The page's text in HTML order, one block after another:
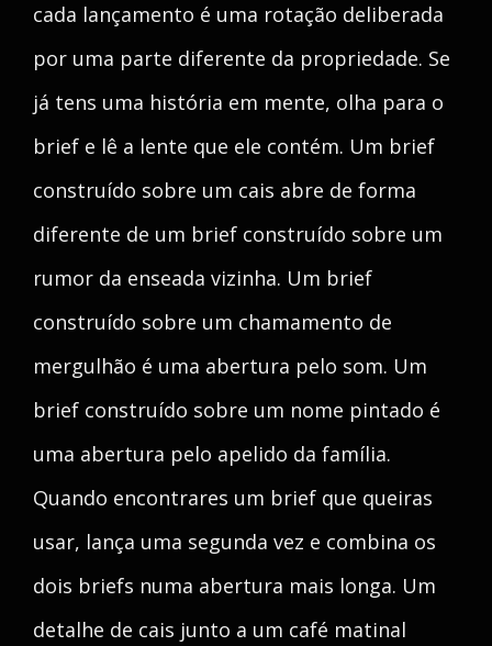
cada lançamento é uma rotação deliberada
por uma parte diferente da propriedade. Se
já tens uma história em mente, olha para o
brief e lê a lente que ele contém. Um brief
construído sobre um cais abre de forma
diferente de um brief construído sobre um
rumor da enseada vizinha. Um brief
construído sobre um chamamento de
mergulhão é uma abertura pelo som. Um
brief construído sobre um nome pintado é
uma abertura pelo apelido da família.
Quando encontrares um brief que queiras
usar, lança uma segunda vez e combina os
dois briefs numa abertura mais longa. Um
detalhe de cais junto a um café matinal